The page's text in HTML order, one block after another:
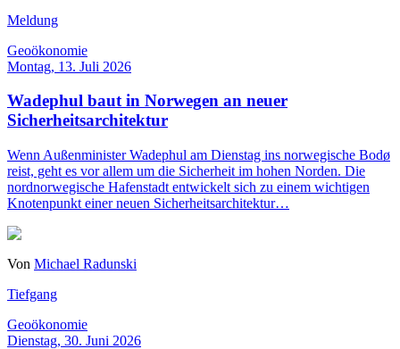
Meldung
Geoökonomie
Montag, 13. Juli 2026
Wadephul baut in Norwegen an neuer
Sicherheitsarchitektur
Wenn Außenminister Wadephul am Dienstag ins norwegische Bodø
reist, geht es vor allem um die Sicherheit im hohen Norden. Die
nordnorwegische Hafenstadt entwickelt sich zu einem wichtigen
Knotenpunkt einer neuen Sicherheitsarchitektur…
Von Michael Radunski
Tiefgang
Geoökonomie
Dienstag, 30. Juni 2026